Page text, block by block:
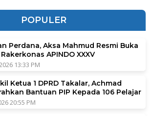
POPULER
Perdana, Aksa Mahmud Resmi Buka
APINDO XXXV
13:33 PM
Ketua 1 DPRD Takalar, Achmad
Bantuan PIP Kepada 106 Pelajar
20:55 PM